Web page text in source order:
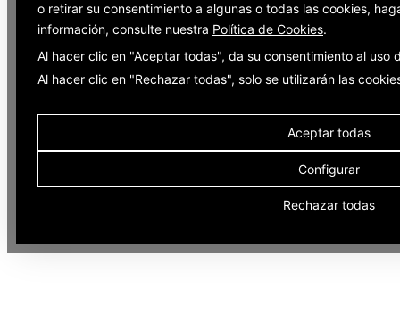
o retirar su consentimiento a algunas o todas las cookies,
información, consulte nuestra Política de Cookies.
Al hacer clic en "Aceptar todas", da su consentimiento al uso
Al hacer clic en "Rechazar todas", solo se utilizarán las
Aceptar todas
Configurar
Rechazar todas